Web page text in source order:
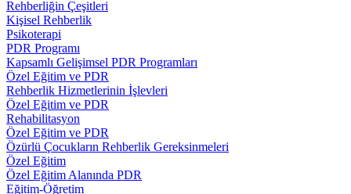
Rehberliğin Çeşitleri
Kişisel Rehberlik
Psikoterapi
PDR Programı
Kapsamlı Gelişimsel PDR Programları
Özel Eğitim ve PDR
Rehberlik Hizmetlerinin İşlevleri
Özel Eğitim ve PDR
Rehabilitasyon
Özel Eğitim ve PDR
Özürlü Çocukların Rehberlik Gereksinmeleri
Özel Eğitim
Özel Eğitim Alanında PDR
Eğitim-Öğretim